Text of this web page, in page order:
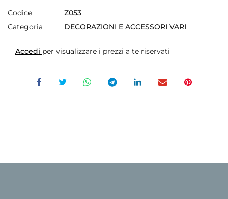
Codice
Z053
Categoria
DECORAZIONI E ACCESSORI VARI
Accedi per visualizzare i prezzi a te riservati